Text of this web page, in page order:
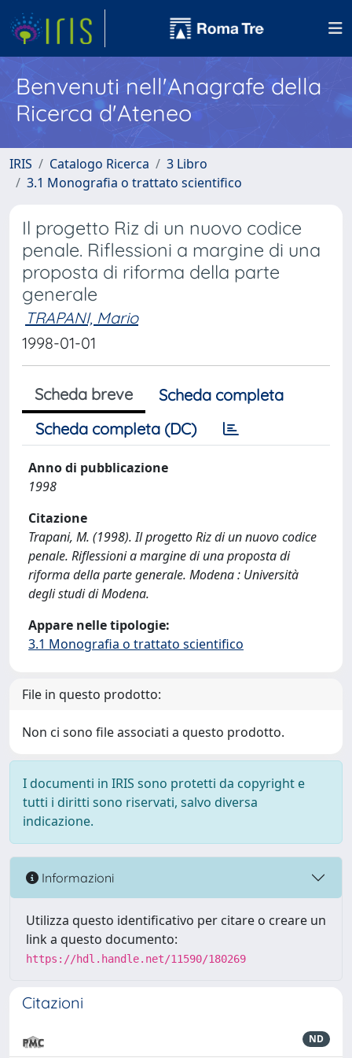
Benvenuti nell'Anagrafe della
Ricerca d'Ateneo
IRIS Catalogo Ricerca
3 Libro
3.1 Monografia o trattato scientifico
Il progetto Riz di un nuovo codice
penale. Riflessioni a margine di una
proposta di riforma della parte
generale
TRAPANI, Mario
1998-01-01
Scheda breve
Scheda completa
Scheda completa (DC)
Anno di pubblicazione
1998
Citazione
Trapani, M. (1998). Il progetto Riz di un nuovo codice
penale. Riflessioni a margine di una proposta di
riforma della parte generale. Modena : Università
degli studi di Modena.
Appare nelle tipologie:
3.1 Monografia o trattato scientifico
File in questo prodotto:
Non ci sono file associati a questo prodotto.
I documenti in IRIS sono protetti da copyright e
tutti i diritti sono riservati, salvo diversa
indicazione.
Informazioni
Utilizza questo identificativo per citare o creare un
link a questo documento:
https://hdl.handle.net/11590/180269
Citazioni
ND